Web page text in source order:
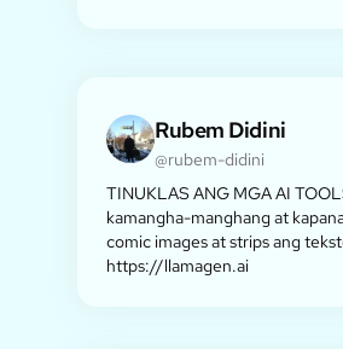
Rubem Didini
@rubem-didini
TINUKLAS ANG MGA AI
kamangha-manghang at
comic images at strips ang
https://llamagen.ai